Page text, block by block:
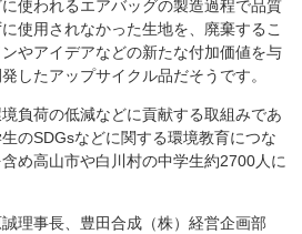
使われるエアバッグの製造過程で品質
使用されなかった生地を、廃棄するこ
やアイデアなどの新たな付加価値を与
したアップサイクル品だそうです。
負荷の低減などに貢献する取組みであ
のSDGsなどに関する環境教育につな
め高山市や白川村の中学生約2700人に
理事長、豊田合成（株）経営企画部